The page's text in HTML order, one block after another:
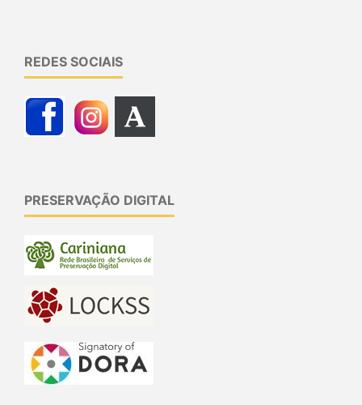
REDES SOCIAIS
PRESERVAÇÃO DIGITAL